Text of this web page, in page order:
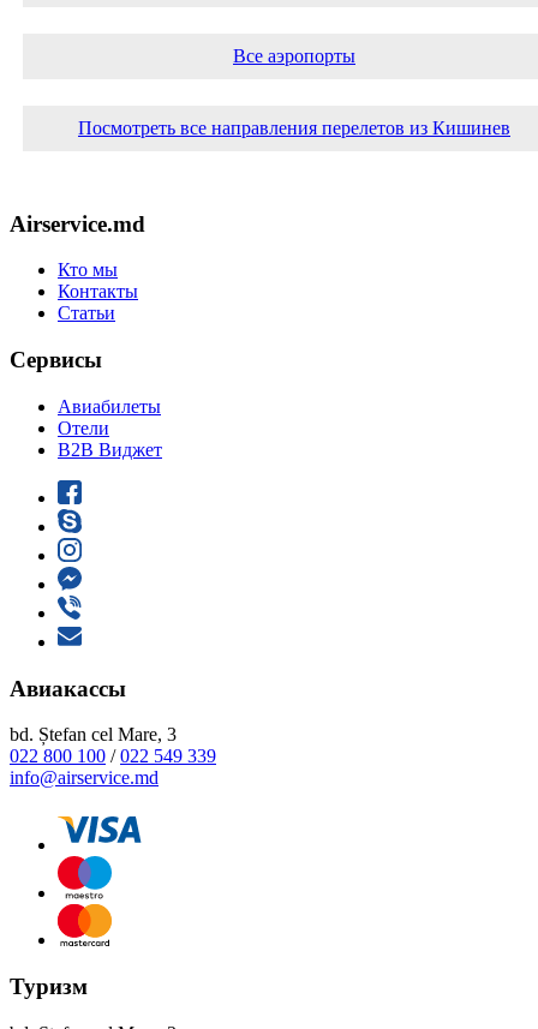
Все аэропорты
Посмотреть все направления перелетов из Кишинев
Airservice.md
Кто мы
Контакты
Статьи
Сервисы
Авиабилеты
Отели
B2B Виджет
Авиакассы
bd. Ștefan cel Mare, 3
022 800 100 /022 549 339
info@airservice.md
Туризм